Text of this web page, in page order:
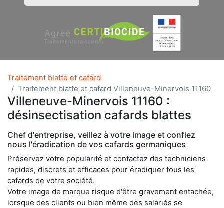
Traitement blatte et cafard
Traitement blatte et cafard Villeneuve-Minervois 11160
Villeneuve-Minervois 11160 :
désinsectisation cafards blattes
Chef d'entreprise, veillez à votre image et confiez
nous l'éradication de vos cafards germaniques
Préservez votre popularité et contactez des techniciens
rapides, discrets et efficaces pour éradiquer tous les
cafards de votre société.
Votre image de marque risque d'être gravement entachée,
lorsque des clients ou bien même des salariés se